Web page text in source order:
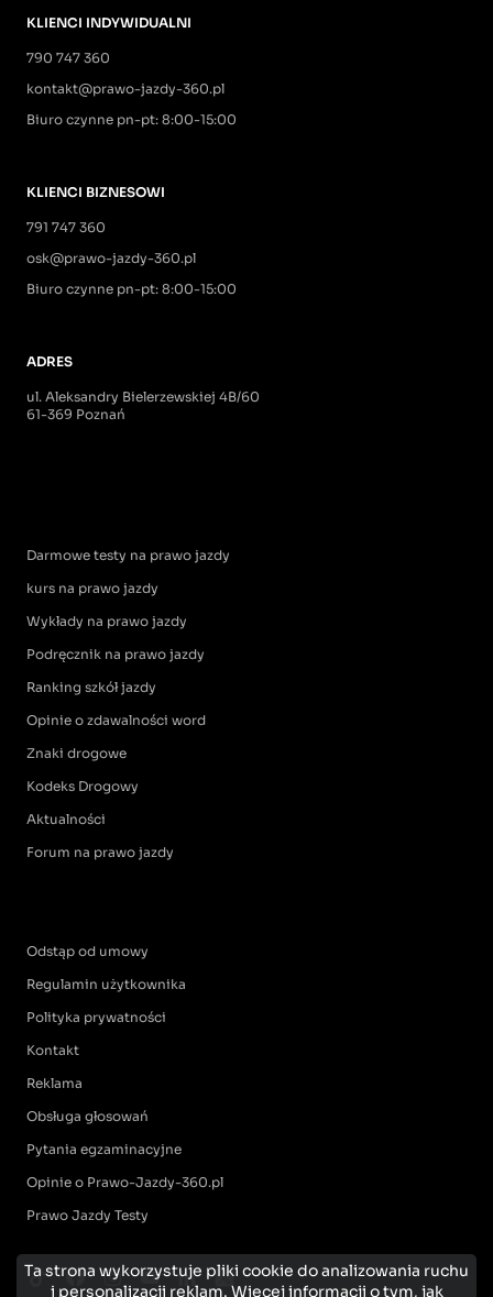
KLIENCI INDYWIDUALNI
790 747 360
kontakt@prawo-jazdy-360.pl
Biuro czynne pn-pt: 8:00-15:00
KLIENCI BIZNESOWI
791 747 360
osk@prawo-jazdy-360.pl
Biuro czynne pn-pt: 8:00-15:00
ADRES
ul. Aleksandry Bielerzewskiej 4B/60
61-369 Poznań
Darmowe testy na prawo jazdy
kurs na prawo jazdy
Wykłady na prawo jazdy
Podręcznik na prawo jazdy
Ranking szkół jazdy
Opinie o zdawalności word
Znaki drogowe
Kodeks Drogowy
Aktualności
Forum na prawo jazdy
Odstąp od umowy
Regulamin użytkownika
Polityka prywatności
Kontakt
Reklama
Obsługa głosowań
Pytania egzaminacyjne
Opinie o Prawo-Jazdy-360.pl
Prawo Jazdy Testy
Ta strona wykorzystuje pliki cookie do analizowania ruchu
i personalizacji reklam. Więcej informacji o tym, jak